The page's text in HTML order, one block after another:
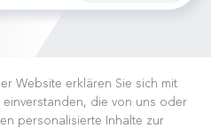
Website erklären Sie sich mit
die von uns oder
personalisierte Inhalte zur